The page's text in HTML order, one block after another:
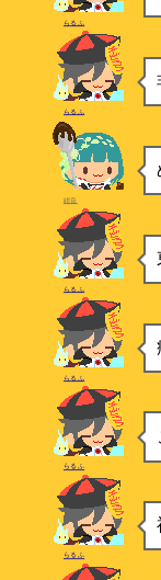
らるふ
らるふ
紺音
らるふ
らるふ
らるふ
らるふ